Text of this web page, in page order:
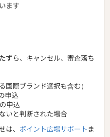
ます
ずら、キャンセル、審査落ち
国際ブランド選択も含む）
申込
申込
いと判断された場合
、 ポイント広場サポート ま